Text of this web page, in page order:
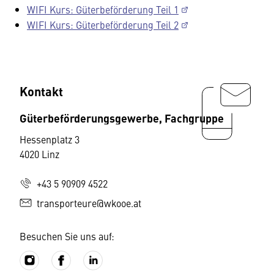
WIFI Kurs: Güterbeförderung Teil 1
WIFI Kurs: Güterbeförderung Teil 2
Kontakt
Güterbeförderungsgewerbe, Fachgruppe
Hessenplatz 3
4020 Linz
+43 5 90909 4522
transporteure@wkooe.at
Besuchen Sie uns auf: